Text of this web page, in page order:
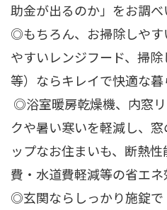
助金が出るのか」をお調べ
◎もちろん、お掃除しやす
やすいレンジフード、掃
等）ならキレイで快適な暮
◎浴室暖房乾燥機、内窓
クや暑い寒いを軽減し、
ップなお住まいも、断熱
費・水道費軽減等の省エ
◎玄関ならしっかり施錠で